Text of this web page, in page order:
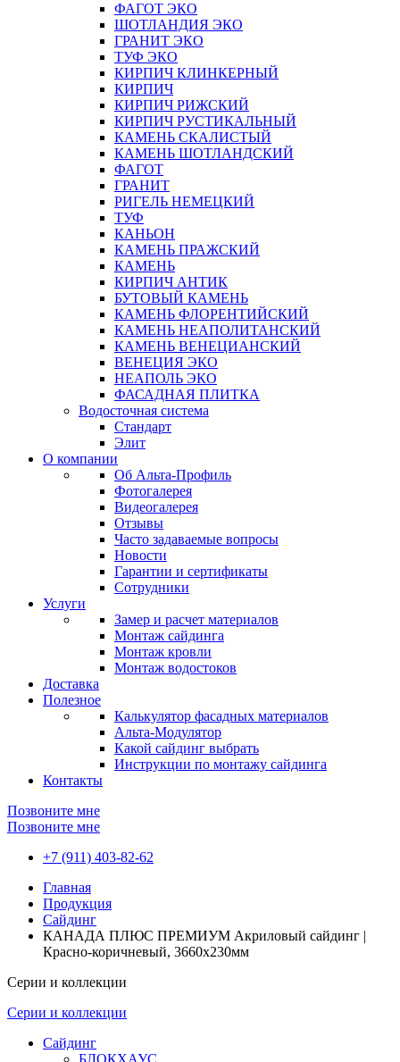
ФАГОТ ЭКО
ШОТЛАНДИЯ ЭКО
ГРАНИТ ЭКО
ТУФ ЭКО
КИРПИЧ КЛИНКЕРНЫЙ
КИРПИЧ
КИРПИЧ РИЖСКИЙ
КИРПИЧ РУСТИКАЛЬНЫЙ
КАМЕНЬ СКАЛИСТЫЙ
КАМЕНЬ ШОТЛАНДСКИЙ
ФАГОТ
ГРАНИТ
РИГЕЛЬ НЕМЕЦКИЙ
ТУФ
КАНЬОН
КАМЕНЬ ПРАЖСКИЙ
КАМЕНЬ
КИРПИЧ АНТИК
БУТОВЫЙ КАМЕНЬ
КАМЕНЬ ФЛОРЕНТИЙСКИЙ
КАМЕНЬ НЕАПОЛИТАНСКИЙ
КАМЕНЬ ВЕНЕЦИАНСКИЙ
ВЕНЕЦИЯ ЭКО
НЕАПОЛЬ ЭКО
ФАСАДНАЯ ПЛИТКА
Водосточная система
Стандарт
Элит
О компании
Об Альта-Профиль
Фотогалерея
Видеогалерея
Отзывы
Часто задаваемые вопросы
Новости
Гарантии и сертификаты
Сотрудники
Услуги
Замер и расчет материалов
Монтаж сайдинга
Монтаж кровли
Монтаж водостоков
Доставка
Полезное
Калькулятор фасадных материалов
Альта-Модулятор
Какой сайдинг выбрать
Инструкции по монтажу сайдинга
Контакты
Позвоните мне
Позвоните мне
+7 (911) 403-82-62
Главная
Продукция
Сайдинг
КАНАДА ПЛЮС ПРЕМИУМ Акриловый сайдинг |
Красно-коричневый, 3660х230мм
Серии и коллекции
Серии и коллекции
Сайдинг
БЛОКХАУС